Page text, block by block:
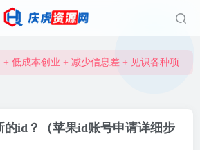
本创业 + 减少信息差 + 见识各种项目 + 提升网创认知。
本创业 + 减少信息差 + 见识各种项目 + 提升网创认知。
的id？（苹果id账号申请详细步